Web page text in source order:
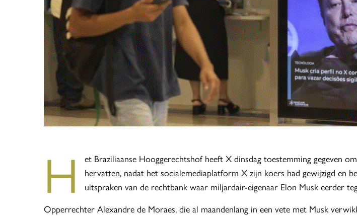
H
et Braziliaanse Hooggerechtshof heeft X dinsdag toestemming gegeven
hervatten, nadat het socialemediaplatform X zijn koers had gewijzigd en
uitspraken van de rechtbank waar miljardair-eigenaar Elon Musk eerder
Opperrechter Alexandre de Moraes, die al maandenlang in een vete met Musk